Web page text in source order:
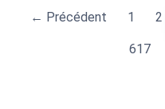
← Précédent 1 2
617